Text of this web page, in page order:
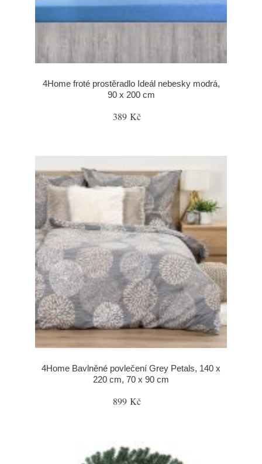
4Home froté prostěradlo Ideál nebesky modrá,
90 x 200 cm
389 Kč
4Home Bavlněné povlečení Grey Petals, 140 x
220 cm, 70 x 90 cm
899 Kč